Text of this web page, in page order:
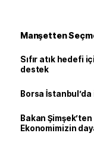
Manşetten
Sıfır atık hedefi
destek
Borsa
Bakan
Ekonomimizin